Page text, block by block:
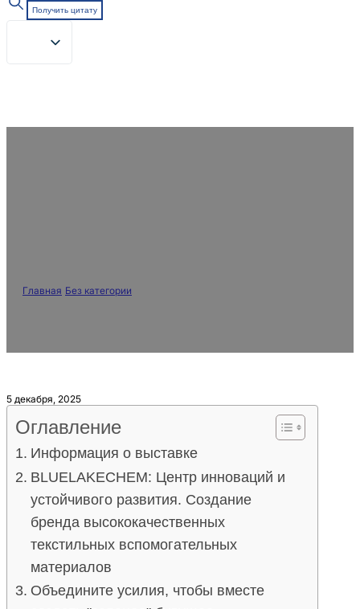
Получить цитату
Главная Без категории
5 декабря, 2025
Оглавление
Информация о выставке
BLUELAKECHEM: Центр инноваций и
устойчивого развития. Создание
бренда высококачественных
текстильных вспомогательных
материалов
Объедините усилия, чтобы вместе